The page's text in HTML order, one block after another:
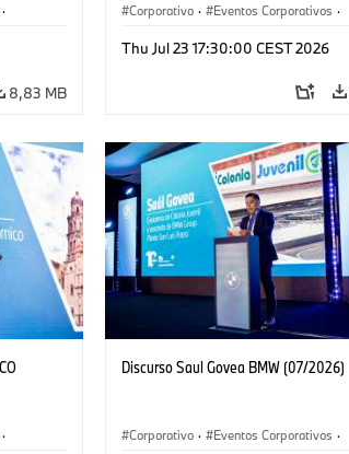
·
8,83 MB
Corporativo · Eventos Corporativos ·
Thu Jul 23 17:30:00 CEST 2026
·
Discurso Saul Govea BMW (07/2026)
Corporativo · Eventos Corporativos ·